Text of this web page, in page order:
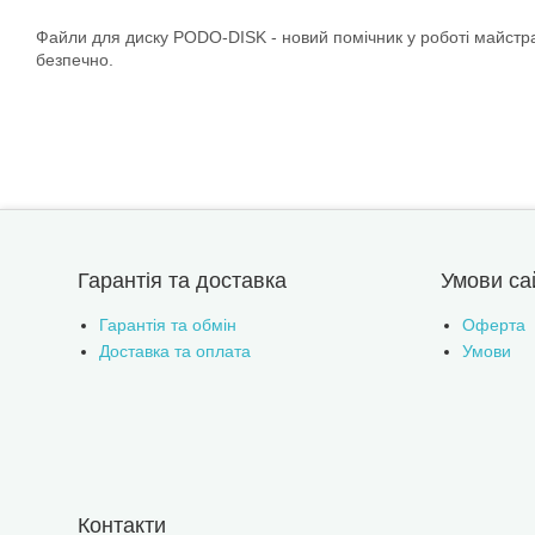
Файли для диску PODO-DISK - новий помічник у роботі
безпечно.
Гарантія та доставка
Гарантія та обмін
Доставка та оплата
Умови
Оферта
Умови
Контакти